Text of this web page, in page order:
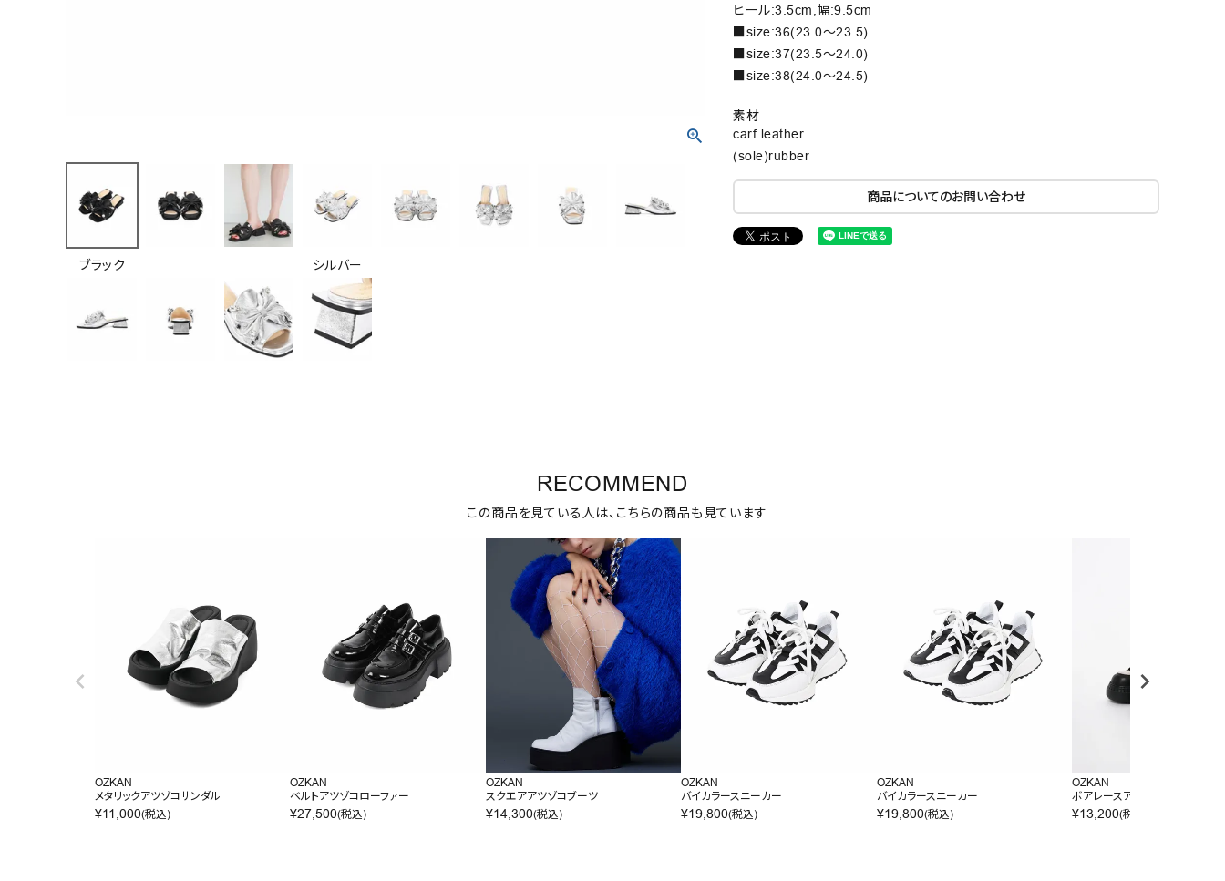
ブラック シルバー
ヒール:3.5cm,幅:9.5cm
■size:36(23.0～23.5)
■size:37(23.5～24.0)
■size:38(24.0～24.5)
素材
carf leather
(sole)rubber
商品についてのお問い合わせ
RECOMMEND
この商品を見ている人は、こちらの商品も見ています
OZKAN
メタリックアツゾコサンダル
¥11,000(税込)
OZKAN
ベルトアツゾコローファー
¥27,500(税込)
OZKAN
スクエアアツゾコブーツ
¥14,300(税込)
OZKAN
バイカラースニーカー
¥19,800(税込)
OZKAN
バイカラースニーカー
¥19,800(税込)
OZKAN
ボアレースアップブーツ
¥13,200(税込)